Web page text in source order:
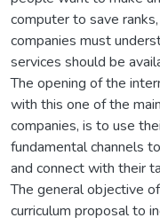
computer to save
companies must
services should be
The opening of the
with this one of the
companies, is to use
fundamental channels
and connect with their
The general objective
curriculum proposal to